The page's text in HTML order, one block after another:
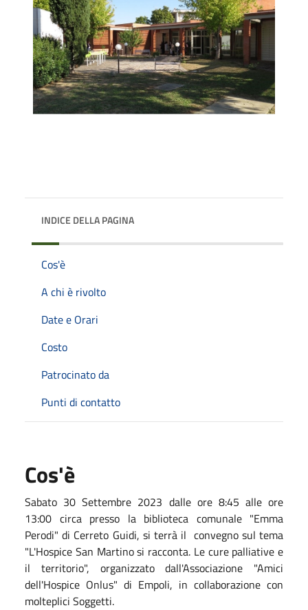
INDICE DELLA PAGINA
Cos'è
A chi è rivolto
Date e Orari
Costo
Patrocinato da
Punti di contatto
Cos'è
Sabato 30 Settembre 2023 dalle ore 8:45 alle ore
13:00 circa presso la biblioteca comunale "Emma
Perodi" di Cerreto Guidi, si terrà il convegno sul tema
"L'Hospice San Martino si racconta. Le cure palliative e
il territorio", organizzato dall'Associazione "Amici
dell'Hospice Onlus" di Empoli, in collaborazione con
molteplici Soggetti.